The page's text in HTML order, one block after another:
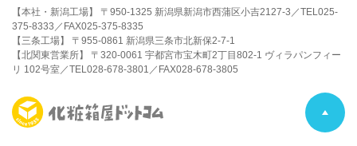
【本社・新潟工場】 〒950-1325 新潟県新潟市西蒲区小吉2127-3／TEL025-
375-8333／FAX025-375-8335
【三条工場】 〒955-0861 新潟県三条市北新保2-7-1
【北関東営業所】 〒320-0061 宇都宮市宝木町2丁目802-1 ヴィラパンフィー
リ 102号室／TEL028-678-3801／FAX028-678-3805
P